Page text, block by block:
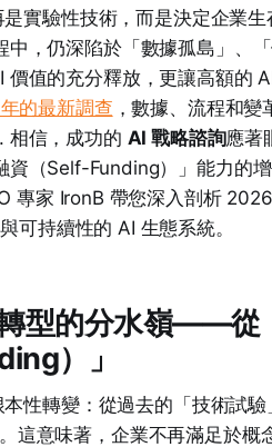
實驗性技術，而是決定企業生
，仍深陷於「數據孤島」、
值的充分釋放，更讓高額的
的最新調查 ，數據、流程和
相信，成功的 AI 戰略諮詢應著
資（Self-Funding）」能力的
專家 IronB 帶您深入剖析
可持續性的 AI 生態系統。
型的分水嶺——從
）」
性轉變：從過去的「技術試
這意味著，企業不再滿足於概